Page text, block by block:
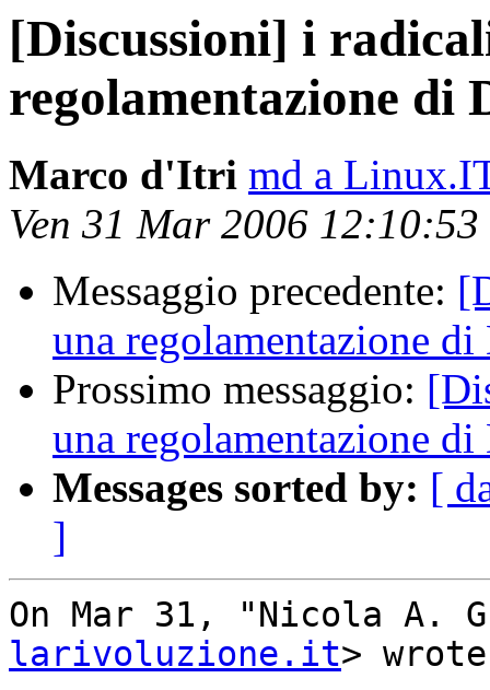
[Discussioni] i
regolamentazione di
Marco d'Itri md a
Ven 31 Mar 2006 12:10:53
Messaggio precedente:
una regolamentazione
Prossimo messaggio:
una regolamentazione
Messages sorted by: [
]
On Mar 31, "Nicola A.
larivoluzione.it>